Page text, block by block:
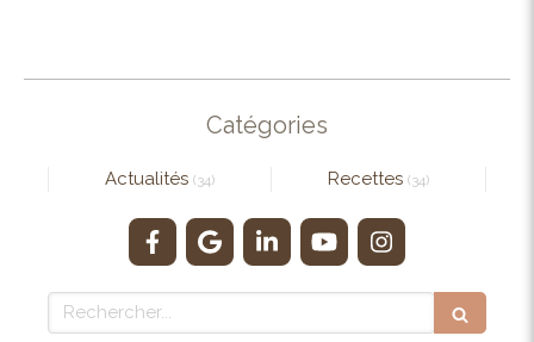
Catégories
Actualités (34) Recettes (34)
Rechercher